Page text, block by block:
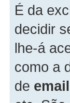
É da
decidir
lhe-á
como a
de